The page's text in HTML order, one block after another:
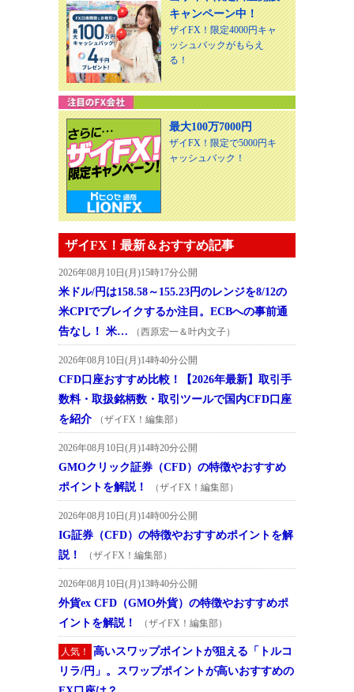
キャンペーン中！
ザイFX！限定4000円キャ
ッシュバックがもらえ
る！
最大100万7000円
ザイFX！限定で5000円キ
ャッシュバック！
ザイFX！最新＆おすすめ記事
2026年08月10日(月)15時17分公開
米ドル/円は158.58～155.23円のレンジを8/12の
米CPIでブレイクするか注目。ECBへの事前通
告なし！ 米…
（西原宏一＆叶内文子）
2026年08月10日(月)14時40分公開
CFD口座おすすめ比較！【2026年最新】取引手
数料・取扱銘柄数・取引ツールで国内CFD口座
を紹介
（ザイFX！編集部）
2026年08月10日(月)14時20分公開
GMOクリック証券（CFD）の特徴やおすすめ
ポイントを解説！
（ザイFX！編集部）
2026年08月10日(月)14時00分公開
IG証券（CFD）の特徴やおすすめポイントを解
説！
（ザイFX！編集部）
2026年08月10日(月)13時40分公開
外貨ex CFD（GMO外貨）の特徴やおすすめポ
イントを解説！
（ザイFX！編集部）
人気！
高いスワップポイントが狙える「トルコ
リラ/円」。スワップポイントが高いおすすめの